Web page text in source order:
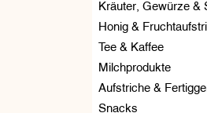
Kräuter, Gewürze &
Honig &
Tee & Kaffee
Milchprodukte
Aufstriche &
Snacks